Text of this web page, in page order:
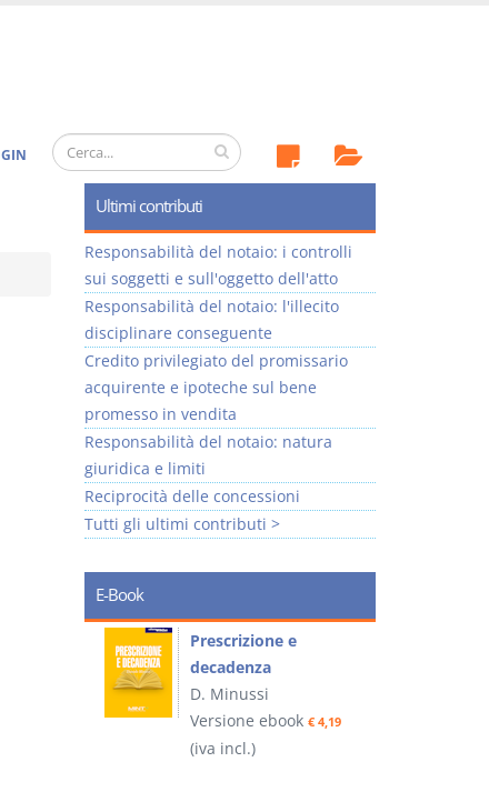
Ultimi contributi
Responsabilità del notaio: i controlli
sui soggetti e sull'oggetto dell'atto
Responsabilità del notaio: l'illecito
disciplinare conseguente
Credito privilegiato del promissario
acquirente e ipoteche sul bene
promesso in vendita
Responsabilità del notaio: natura
giuridica e limiti
Reciprocità delle concessioni
Tutti gli ultimi contributi >
E-Book
Prescrizione e
decadenza
D. Minussi
Versione ebook € 4,19
(iva incl.)